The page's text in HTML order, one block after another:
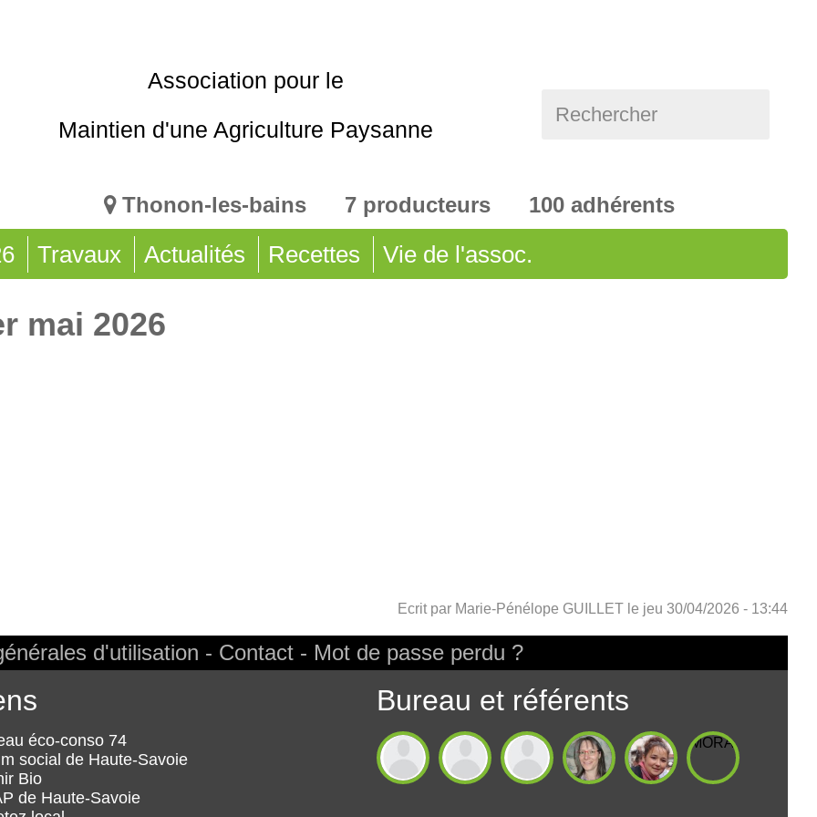
Thonon-les-bains 7 producteurs 100 adhérents
Association pour le
Maintien d'une Agriculture Paysanne
Rechercher
Travaux Actualités Recettes Vie de l'assoc.
mai 2026
Ecrit par Marie-Pénélope GUILLET le jeu 30/04/2026 - 13:44
d'utilisation Contact Mot de passe perdu ?
éco-conso 74
social de Haute-Savoie
Bio
de Haute-Savoie
Bureau et référents
MORARDMarianne